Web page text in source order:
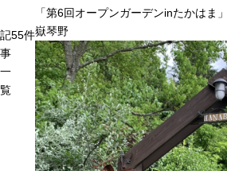
記
事
一
覧
55件
「第6回オープンガーデンinたかはま
嶽琴野